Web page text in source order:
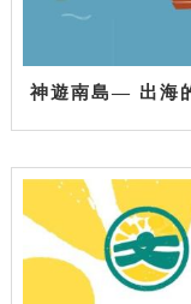
神遊南島— 出海